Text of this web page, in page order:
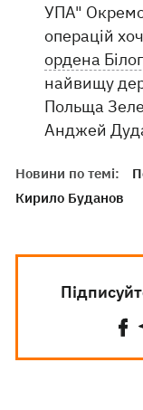
УПА"
операцій
ордена
найвищу
Польща
Анджей
Новини по темі:
Кирило Буданов